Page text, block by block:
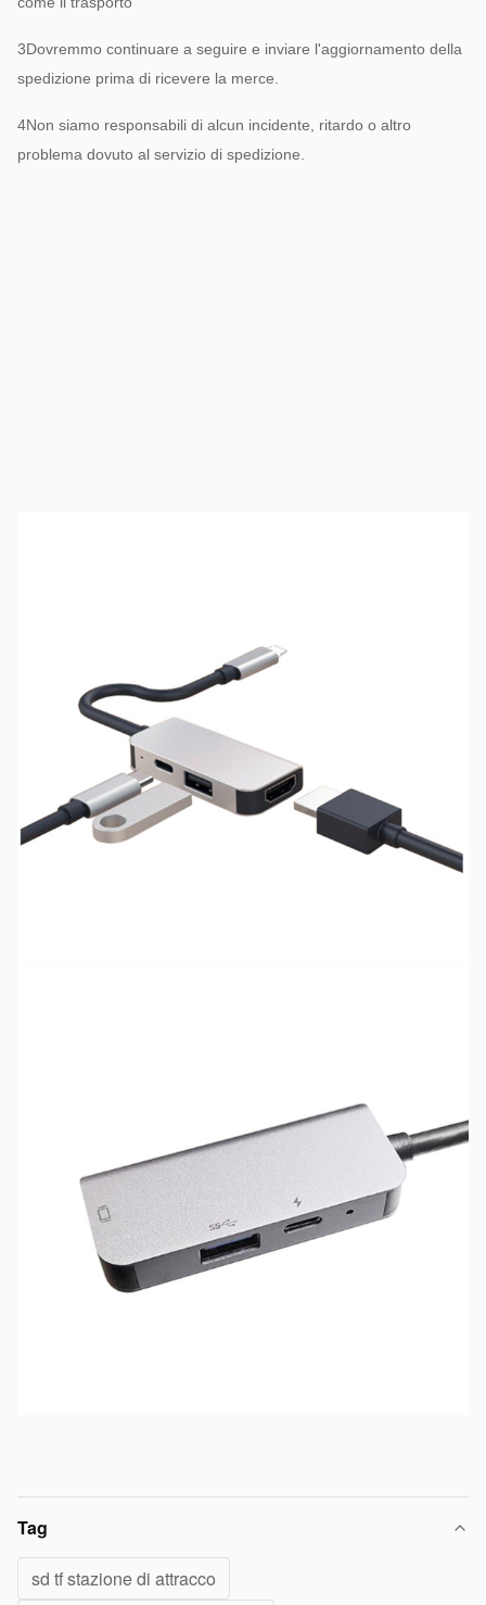
3Dovremmo continuare a seguire e inviare l'aggiornamento della
spedizione prima di ricevere la merce.
4Non siamo responsabili di alcun incidente, ritardo o altro
problema dovuto al servizio di spedizione.
Tag
sd tf stazione di attracco